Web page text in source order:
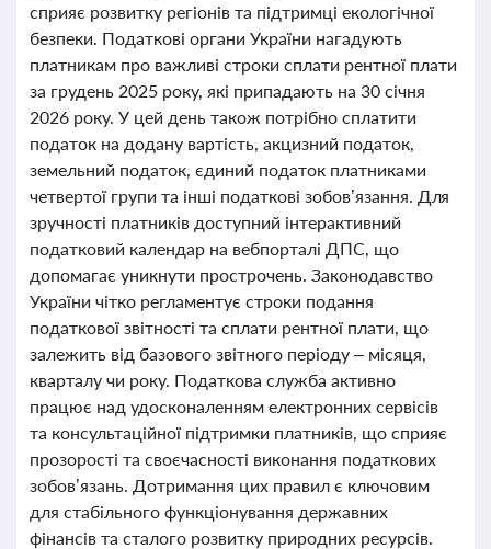
сприяє розвитку регіонів та підтримці екологічної
безпеки. Податкові органи України нагадують
платникам про важливі строки сплати рентної плати
за грудень 2025 року, які припадають на 30 січня
2026 року. У цей день також потрібно сплатити
податок на додану вартість, акцизний податок,
земельний податок, єдиний податок платниками
четвертої групи та інші податкові зобов’язання. Для
зручності платників доступний інтерактивний
податковий календар на вебпорталі ДПС, що
допомагає уникнути прострочень. Законодавство
України чітко регламентує строки подання
податкової звітності та сплати рентної плати, що
залежить від базового звітного періоду – місяця,
кварталу чи року. Податкова служба активно
працює над удосконаленням електронних сервісів
та консультаційної підтримки платників, що сприяє
прозорості та своєчасності виконання податкових
зобов’язань. Дотримання цих правил є ключовим
для стабільного функціонування державних
фінансів та сталого розвитку природних ресурсів.